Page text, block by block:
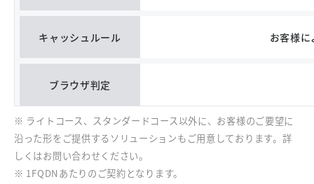
キャッシュルール お客様
ブラウザ判定
※ ライトコース、スタンダードコース以外に、お客様のご要望に
沿った形をご提供するソリューションもご用意しております。詳
しくはお問い合わせください。
※ 1FQDNあたりのご契約となります。